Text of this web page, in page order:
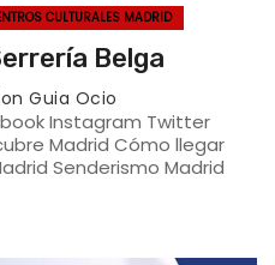
CULTURALES MADRID
Belga
Guia Ocio
Instagram Twitter
Madrid Cómo llegar
Senderismo Madrid